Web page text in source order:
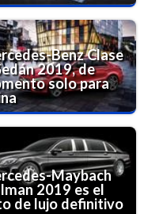
Benz Clase
2019, de
solo para
Maybach
2019 es el
de lujo definitivo